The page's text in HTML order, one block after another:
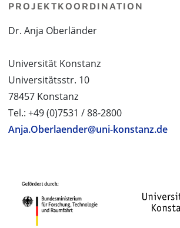
PROJEKTKOORDINATION
Dr. Anja Oberländer
Universität Konstanz
Universitätsstr. 10
78457 Konstanz
Tel.: +49 (0)7531 / 88-2800
Anja.Oberlaender@uni-konstanz.de